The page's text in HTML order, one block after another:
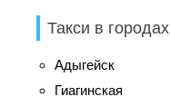
Такси в городах
Адыгейск
Гиагинская